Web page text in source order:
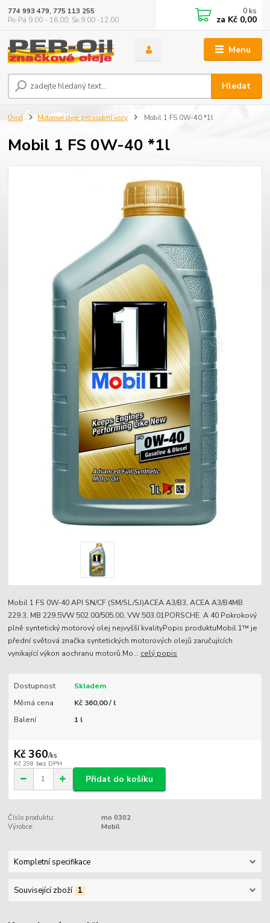
Menu
Hledat
774 993 479, 775 113 255
Po-Pá 9.00 - 16.00, So 9.00 -12.00
0 ks
za Kč 0,00
Úvod Motorové oleje pro osobní vozy Mobil 1 FS 0W-40 *1l
Mobil 1 FS 0W-40 *1l
Mobil 1 FS 0W-40 API SN/CF (SM/SL/SJ)ACEA A3/B3, ACEA A3/B4MB
229.3, MB 229.5VW 502.00/505.00, VW 503.01PORSCHE A 40 Pokrokový
plně syntetický motorový olej nejvyšší kvalityPopis produktuMobil 1™ je
přední světová značka syntetických motorových olejů zaručujících
vynikající výkon aochranu motorů.Mo... celý popis
Dostupnost
Skladem
Měrná cena
Kč 360,00 / l
Balení
1 l
Kč 360/ks
Kč 298 bez DPH
Přidat do košíku
Číslo produktu:
mo 0302
Výrobce:
Mobil
Kompletní specifikace
Související zboží 1